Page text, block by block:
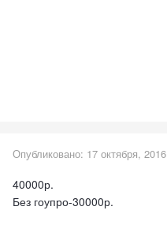
Опубликовано: 17 октября, 2016
40000р.
Без гоупро-30000р.